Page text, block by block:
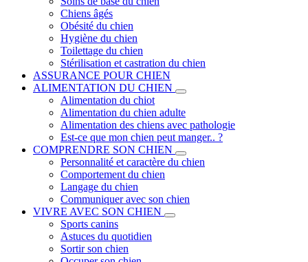
Chiens âgés
Obésité du chien
Hygiène du chien
Toilettage du chien
Stérilisation et castration du chien
ASSURANCE POUR CHIEN
ALIMENTATION DU CHIEN
Alimentation du chiot
Alimentation du chien adulte
Alimentation des chiens avec pathologie
Est-ce que mon chien peut manger.. ?
COMPRENDRE SON CHIEN
Personnalité et caractère du chien
Comportement du chien
Langage du chien
Communiquer avec son chien
VIVRE AVEC SON CHIEN
Sports canins
Astuces du quotidien
Sortir son chien